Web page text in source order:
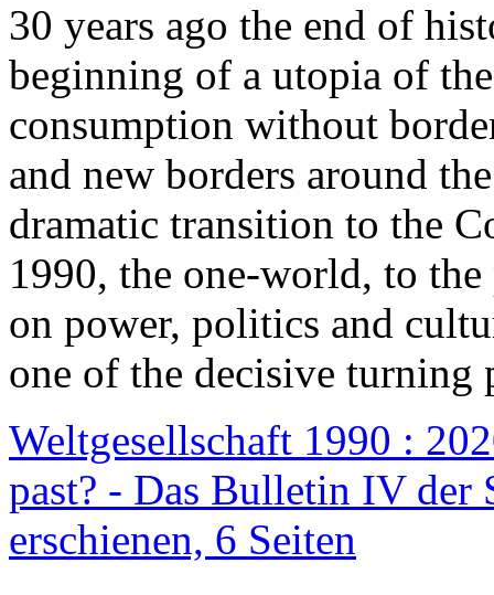
30 years ago the end of
beginning of a utopia of
consumption without
and new borders around
dramatic transition to the
1990, the one-world, to the
on power, politics and
one of the decisive turning
Weltgesellschaft 1990 :
past? - Das Bulletin IV der
erschienen, 6 Seiten